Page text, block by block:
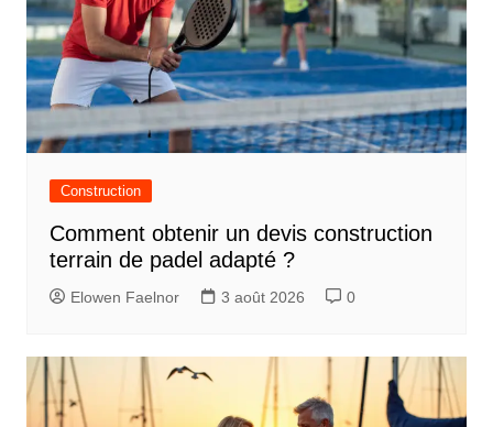
Construction
Comment obtenir un devis construction
terrain de padel adapté ?
Elowen Faelnor 3 août 2026 0